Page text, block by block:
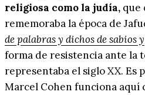
religiosa como la judía, que
rememoraba la época de
de palabras y dichos de sabios
forma de resistencia ante la
representaba el siglo XX. Es
Marcel Cohen funciona aquí